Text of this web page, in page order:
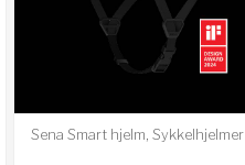
Sena Smart hjelm, Sykkelhjelmer